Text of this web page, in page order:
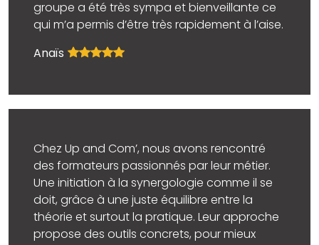
groupe a été très sympa et bienveillante ce
qui m’a permis d’être très rapidement à l’aise.
Anaïs
Chez Up and Com’, nous avons rencontré
des formateurs passionnés par leur métier.
Une initiation à la synergologie comme il se
doit, grâce à une juste équilibre entre la
théorie et surtout la pratique. Leur approche
propose des outils concrets, pour mieux